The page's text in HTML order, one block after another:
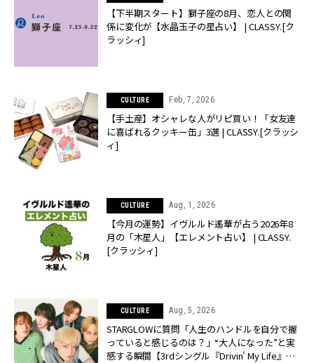
【下半期スタート】獅子座の8月、恋人との関
係に変化が【水晶玉子の星占い】 | CLASSY.[ク
ラッシィ]
CULTURE Feb, 7, 2026
【手土産】オシャレな人がリピ買い！「女友達
に喜ばれるクッキー缶」3選 | CLASSY.[クラッシ
ィ]
CULTURE Aug, 1, 2026
【今月の運勢】イヴルルド遙華が占う2026年8
月の「木星人」【エレメント占い】 | CLASSY.
[クラッシィ]
CULTURE Aug, 5, 2026
STARGLOWに質問「人生のハンドルを自分で握
っていると感じるのは？」“大️人になった”と実
感する瞬間【3rdシングル『Drivin' My Life』発